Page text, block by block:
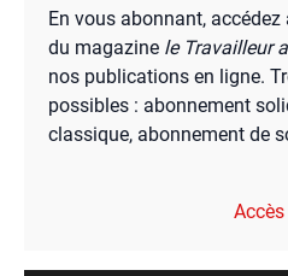
En vous abonnant,
du magazine le Travailleur
nos publications en ligne.
possibles : abonnement
classique, abonnement de